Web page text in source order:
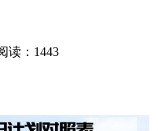
读： 1443